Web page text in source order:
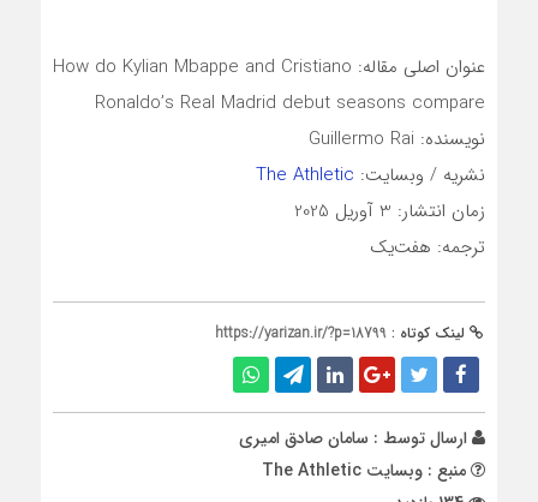
عنوان اصلی مقاله: How do Kylian Mbappe and Cristiano
Ronaldo’s Real Madrid debut seasons compare
نویسنده: Guillermo Rai
نشریه / وبسایت: The Athletic
زمان انتشار: 3 آوریل 2025
ترجمه: هفت‌یک
لینک کوتاه : https://yarizan.ir/?p=18799
ارسال توسط : سامان صادق امیری
منبع : وبسایت The Athletic